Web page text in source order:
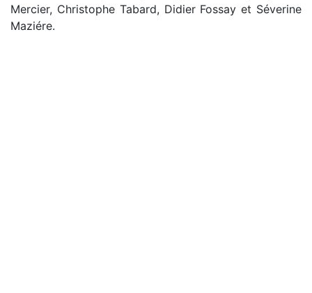
Mercier, Christophe Tabard, Didier Fossay et Séverine
Maziére.